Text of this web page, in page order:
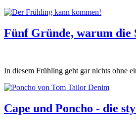
Fünf Gründe, warum
In diesem Frühling geht gar nichts ohne
Cape und Poncho - die